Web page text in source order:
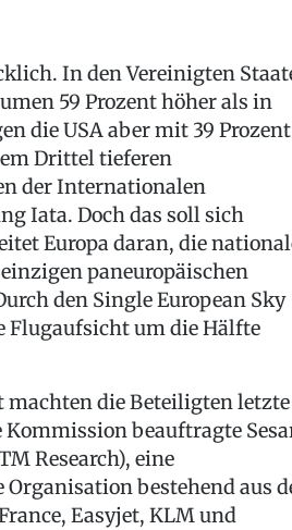
In den Vereinigten
59 Prozent höher als in
die USA aber mit 39 Prozent
Drittel tieferen
der Internationalen
Iata. Doch das soll sich
Europa daran, die
paneuropäischen
den Single European Sky
Flugaufsicht um die Hälfte
die Beteiligten letzte
Kommission beauftragte
Research), eine
bestehend aus
Easyjet, KLM und